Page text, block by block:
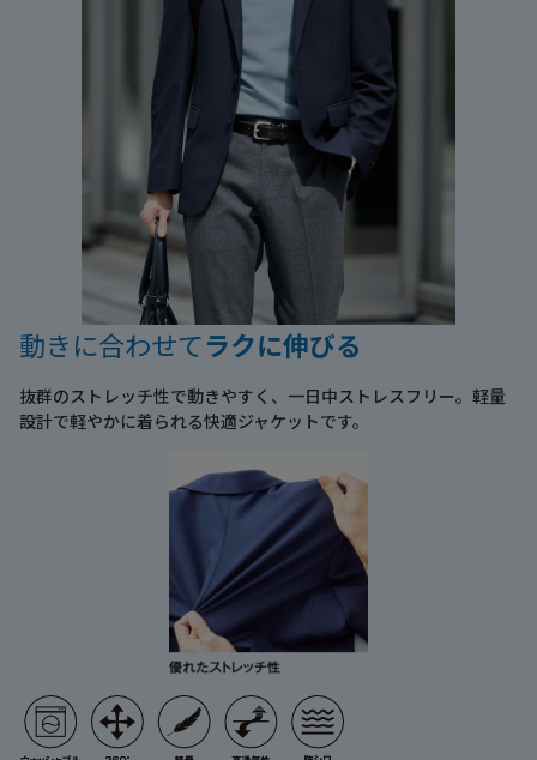
動きに合わせてラクに伸びる
抜群のストレッチ性で動きやすく、一日中ストレスフリー。軽量
設計で軽やかに着られる快適ジャケットです。